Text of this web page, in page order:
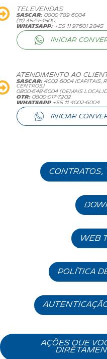
TELEVENDAS
SASCAR:0800-789-6004
(11) 3579-4800
WHATSAPP: +55 11 97601-2845
INICIAR
ATENDIMENTO AO
SASCAR: 4002-6004 (CAPITAIS,
CENTROS)
0800-648-6004 (DEMAIS
OTR: 0800-017-7202
whatsapp +55 11 4002-6004
INICIAR
contratos,
WEB
política
AÇÕES QUE